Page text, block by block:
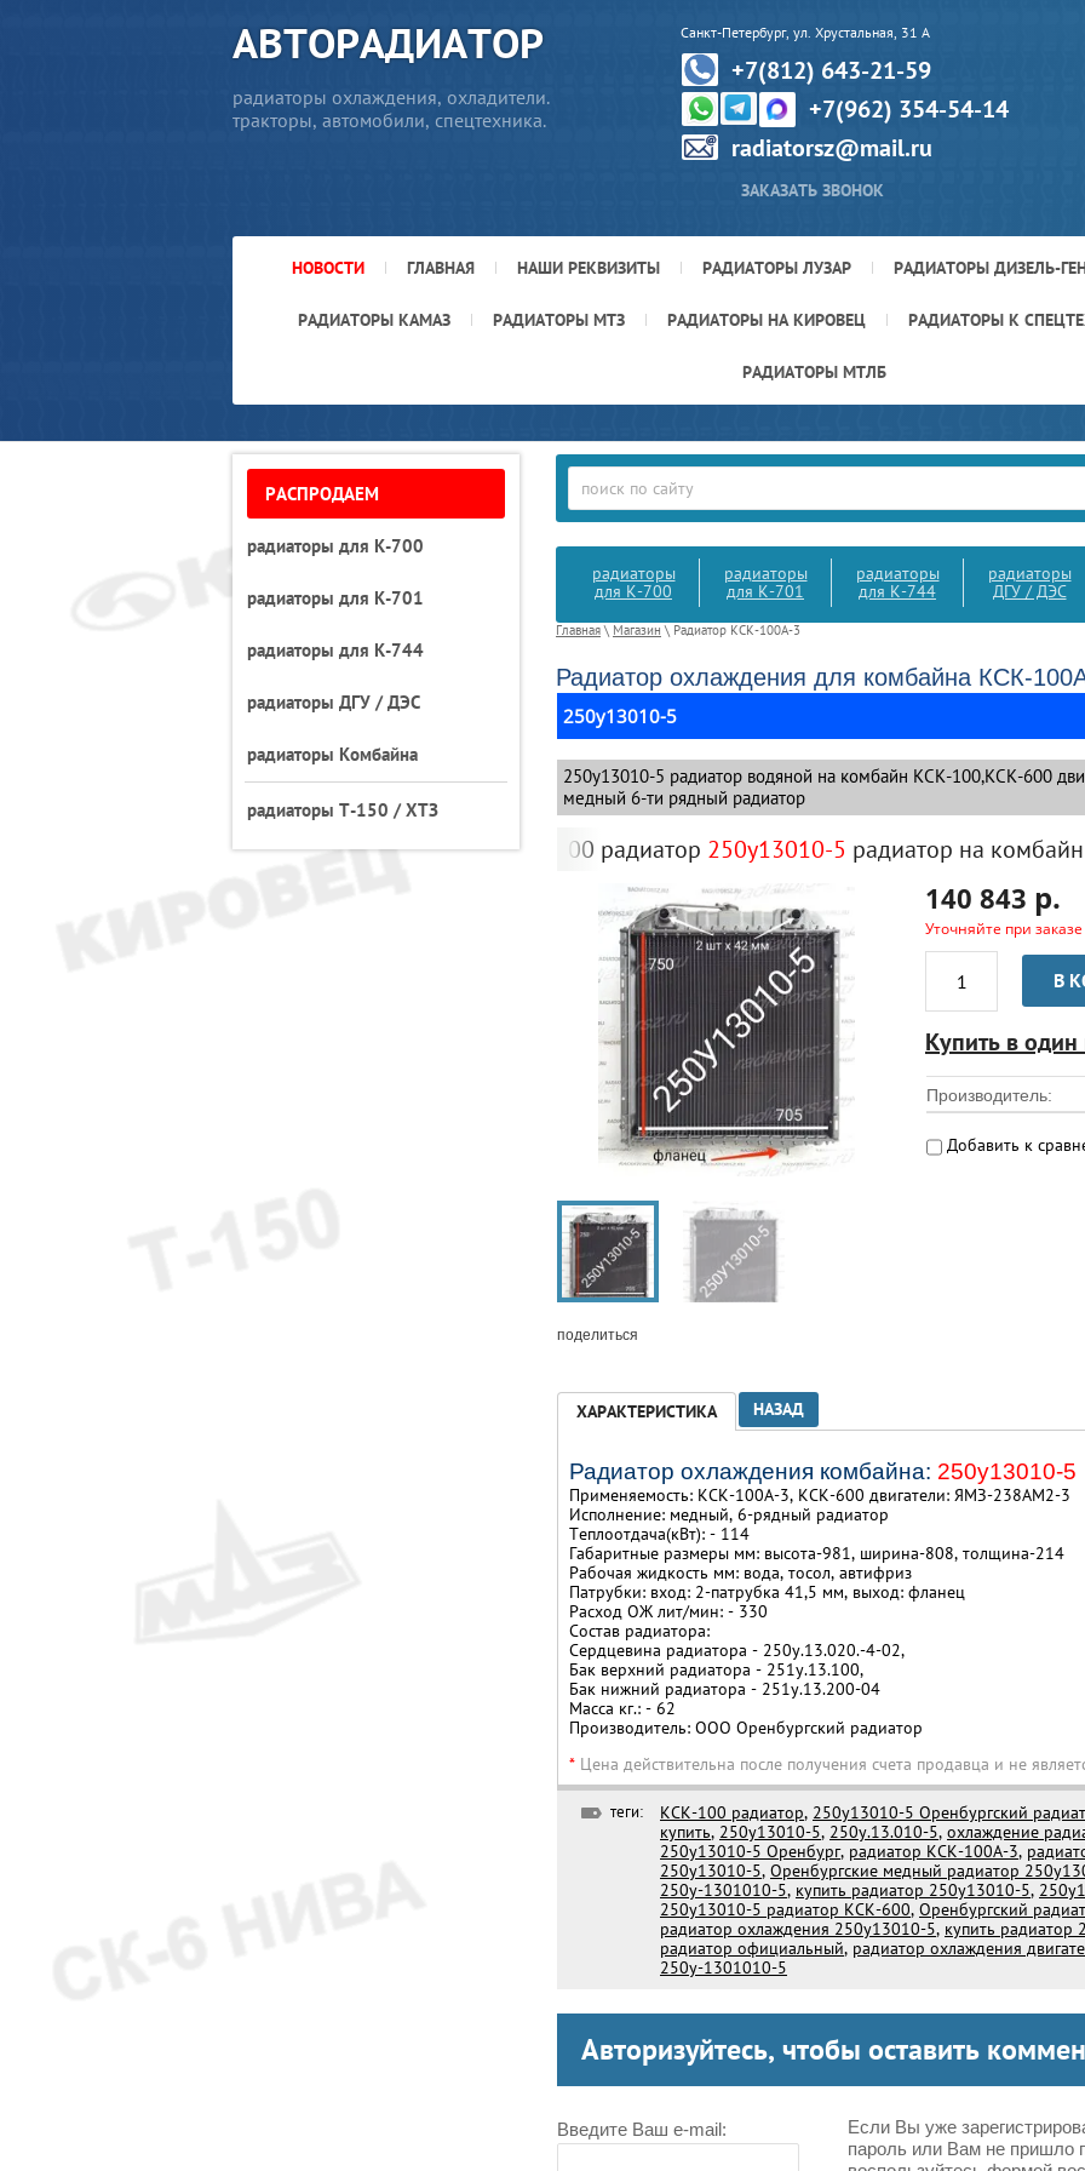
АВТОРАДИАТОР
радиаторы охлаждения, охладители.
тракторы, автомобили, спецтехника.
Санкт-Петербург, ул. Хрустальная, 31 А
+7(812) 643-21-59
+7(962) 354-54-14
radiatorsz@mail.ru
ЗАКАЗАТЬ ЗВОНОК
НОВОСТИ ГЛАВНАЯ НАШИ РЕКВИЗИТЫ РАДИАТОРЫ ЛУЗАР РАДИАТОРЫ ДИЗЕЛЬ-
РАДИАТОРЫ КАМАЗ РАДИАТОРЫ МТЗ РАДИАТОРЫ НА КИРОВЕЦ РАДИАТОРЫ К
РАДИАТОРЫ МТЛБ
РАСПРОДАЕМ
радиаторы для К-700
радиаторы для К-701
радиаторы для К-744
радиаторы ДГУ / ДЭС
радиаторы Комбайна
радиаторы Т-150 / ХТЗ
радиаторы
для К-700
радиаторы
для К-701
радиаторы
для К-744
радиаторы
ДГУ / ДЭС
Главная\ Магазин \ Радиатор КСК-100А-3
Радиатор охлаждения для комбайна КСК-
250у13010-5
250у13010-5 радиатор водяной на комбайн КСК-100,КСК-600
медный 6-ти рядный радиатор
радиатор на комбайн КСК-100 КСК-600 радиатор250у13010-5радиатор на комбайн
поделиться
140 843 р.
Уточняйте при заказе
В
Купить в один
Производитель:
Добавить к
ХАРАКТЕРИСТИКА НАЗАД
Радиатор охлаждения комбайна: 250у13010-5
Применяемость: КСК-100А-3, КСК-600 двигатели: ЯМЗ-238АМ2-3
Исполнение: медный, 6-рядный радиатор
Теплоотдача(кВт): - 114
Габаритные размеры мм: высота-981, ширина-808, толщина-214
Рабочая жидкость мм: вода, тосол, автифриз
Патрубки: вход: 2-патрубка 41,5 мм, выход: фланец
Расход ОЖ лит/мин: - 330
Состав радиатора:
Сердцевина радиатора - 250у.13.020.-4-02,
Бак верхний радиатора - 251у.13.100,
Бак нижний радиатора - 251у.13.200-04
Масса кг.: - 62
Производитель: ООО Оренбургский радиатор
* Цена действительна после получения счета продавца и не
теги: КСК-100 радиатор, 250у13010-5 Оренбургский
купить, 250у13010-5, 250у.13.010-5, охлаждение
250у13010-5 Оренбург, радиатор КСК-100А-3,
250у13010-5, Оренбургские медный радиатор
250у-1301010-5, купить радиатор 250у13010-5,
250у13010-5 радиатор КСК-600, Оренбургский
радиатор охлаждения 250у13010-5, купить радиатор
радиатор официальный, радиатор охлаждения
250у-1301010-5
Авторизуйтесь, чтобы оставить
Введите Ваш e-mail:
Если Вы уже
пароль или Вам не пришло